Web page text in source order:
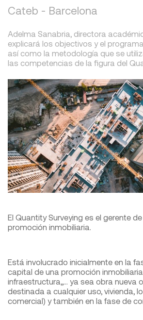
Cateb - Barcelona
Adelma Sanabria, directora
explicará los objectivos y el
así como la metodología que se
las competencias de la figura del
El Quantity Surveying es el gerente
promoción inmobiliaria.
Está involucrado inicialmente en la
capital de una promoción
infraestructura,,… ya sea obra nueva
destinada a cualquier uso, vivienda,
comercial) y también en la fase de